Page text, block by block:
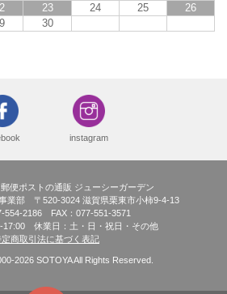
23 24 25
26
30
instagram
便ポストの通販 ジューシーガーデン
業部 〒520-3024 滋賀県栗東市小柿9-4-13
554-2186 FAX：077-551-3571
17:00 休業日：土・日・祝日・その他
定商取引法に基づく表記
2026 SOTOYA All Rights Reserved.